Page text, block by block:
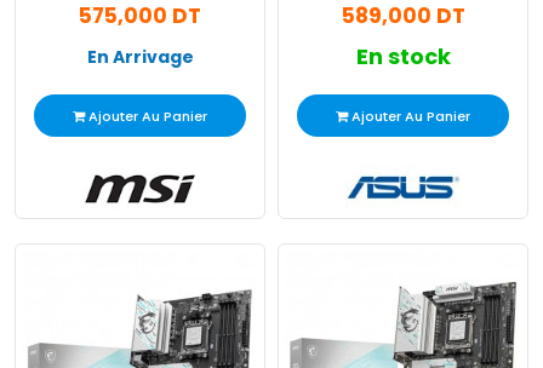
575,000 DT
En Arrivage
Ajouter Au Panier
589,000 DT
En stock
Ajouter Au Panier